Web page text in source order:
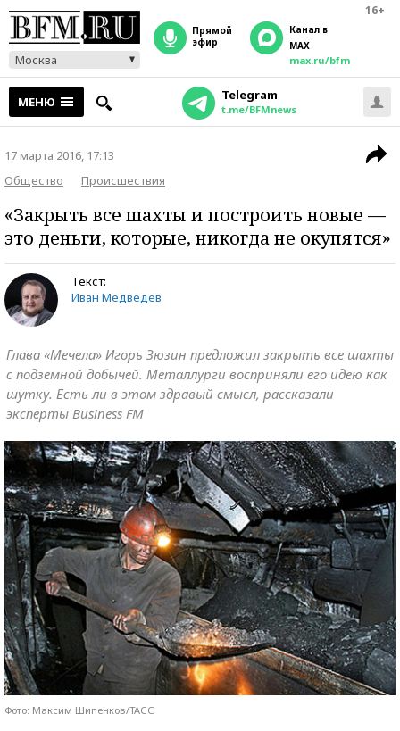
16+
Москва
прямой
эфир
Канал в
MAX
max.ru/bfm
МЕНЮ Telegram
t.me/BFMnews
17 марта 2016, 17:13
Общество
Происшествия
«Закрыть все шахты и построить новые —
это деньги, которые, никогда не окупятся»
Текст:
Иван Медведев
Глава «Мечела» Игорь Зюзин предложил закрыть все шахты
с подземной добычей. Металлурги восприняли его идею как
шутку. Есть ли в этом здравый смысл, рассказали
эксперты Business FM
Фото: Максим Шипенков/ТАСС